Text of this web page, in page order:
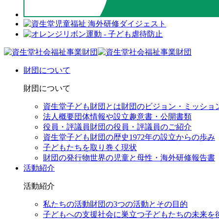
財団について
財団について
資生堂子ども財団とは財団のビジョン・ミッショ
法人概要団体情報や設立趣意書・公開書類
役員・評議員財団の役員・評議員のご紹介
資生堂子ども財団の歴史1972年の設立からの歩み
子どもたちを取り巻く現状
財団の発行物世界の児童と母性・海外研修報告書
活動紹介
活動紹介
私たちの活動財団の3つの活動とその目的
子どもへの支援社会に巣立つ子どもたちの未来を